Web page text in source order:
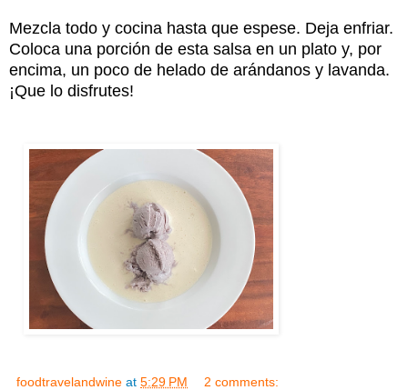
Mezcla todo y cocina hasta que espese. Deja enfriar.
Coloca una porción de esta salsa en un plato y, por
encima, un poco de helado de arándanos y lavanda.
¡Que lo disfrutes!
foodtravelandwine at 5:29 PM 2 comments: